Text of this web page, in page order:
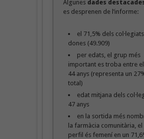
Algunes dades
es desprenen de l’informe:
el 71,5% dels
dones (49.909)
per edats, el grup més
important es troba entre
44 anys (representa un
total)
edat mitjana dels
47 anys
en la sortida més
la farmàcia comunitària, el
perfil és femení en un